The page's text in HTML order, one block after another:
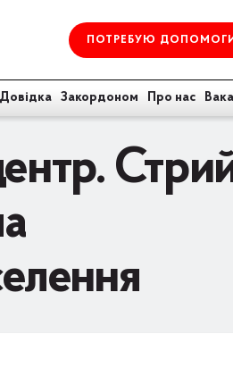
ПОТРЕБУЮ
Довідка Закордоном Про нас